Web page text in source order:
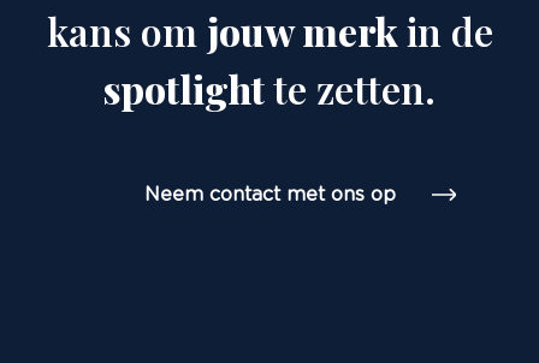
kans om jouw merkin de
spotlightte zetten.
Neem contact met ons op